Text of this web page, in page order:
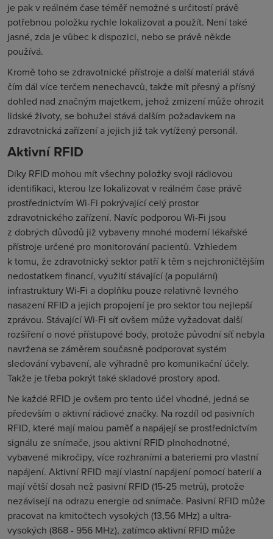
je pak v reálném čase téměř nemožné s určitostí právě
potřebnou položku rychle lokalizovat a použít. Není také
jasné, zda je vůbec k dispozici, nebo se právě někde
používá.
Kromě toho se zdravotnické přístroje a další materiál stává
čím dál více terčem nenechavců, takže mít přesný a přísný
dohled nad značným majetkem, jehož zmizení může ohrozit
lidské životy, se bohužel stává dalším požadavkem na
zdravotnická zařízení a jejich již tak vytížený personál.
Aktivní RFID
Díky RFID mohou mít všechny položky svoji rádiovou
identifikaci, kterou lze lokalizovat v reálném čase právě
prostřednictvím Wi-Fi pokrývající celý prostor
zdravotnického zařízení. Navíc podporou Wi-Fi jsou
z dobrých důvodů již vybaveny mnohé moderní lékařské
přístroje určené pro monitorování pacientů. Vzhledem
k tomu, že zdravotnický sektor patří k těm s nejchroničtějším
nedostatkem financí, využití stávající (a populární)
infrastruktury Wi-Fi a doplňku pouze relativně levného
nasazení RFID a jejich propojení je pro sektor tou nejlepší
zprávou. Stávající Wi-Fi síť ovšem může vyžadovat další
rozšíření o nové přístupové body, protože původní síť nebyla
navržena se záměrem současně podporovat systém
sledování vybavení, ale výhradně pro komunikační účely.
Takže je třeba pokrýt také skladové prostory apod.
Ne každé RFID je ovšem pro tento účel vhodné, jedná se
především o aktivní rádiové značky. Na rozdíl od pasivních
RFID, které mají malou paměť a napájejí se prostřednictvím
signálu ze snímače, jsou aktivní RFID plnohodnotné,
vybavené mikročipy, více rozhraními a bateriemi pro vlastní
napájení. Aktivní RFID mají vlastní napájení pomocí baterií a
mají větší dosah než pasivní RFID (15-25 metrů), protože
nezávisejí na odrazu energie od snímače. Pasivní RFID může
pracovat na kmitočtech vysokých (13,56 MHz) a ultra-
vysokých (868 - 956 MHz), zatímco aktivní RFID může